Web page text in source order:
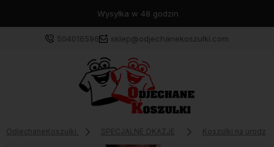
Wysyłka w 48 godzin
504016596 sklep@odjechanekoszulki.com
OdjechaneKoszulki SPECJALNE OKAZJE Koszulki na